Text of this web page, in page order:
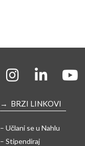
→ BRZI LINKOVI
– Učlani se u Nahlu
– Stipendiraj